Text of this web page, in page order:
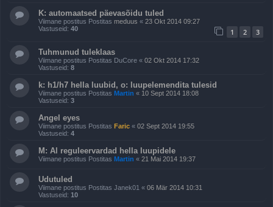
K: automaatsed päevasõidu tuled
Viimane postitus Postitas meduus « 23 Okt 2014 09:27
Vastuseid: 40 1 2 3
Tuhmunud tuleklaas
Viimane postitus Postitas DuCore « 02 Okt 2014 17:32
Vastuseid: 8
k: h1/h7 hella luubid, o: luupelemendita tulesid
Viimane postitus Postitas Martin « 10 Sept 2014 18:08
Vastuseid: 3
Angel eyes
Viimane postitus Postitas Faric « 02 Sept 2014 19:55
Vastuseid: 4
M: Al reguleervardad hella luupidele
Viimane postitus Postitas Martin « 21 Mai 2014 19:37
Udutuled
Viimane postitus Postitas Janek01 « 06 Mär 2014 10:31
Vastuseid: 10